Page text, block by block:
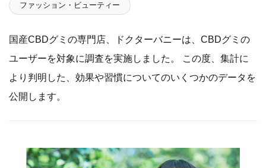
ファッション・ビューティー
国産CBDグミの専門店、ドクターバニーは、CBDグミの
ユーザーを対象に調査を実施しました。 この度、集計に
より判明した、効果や習慣についてのいくつかのデータを
公開します。